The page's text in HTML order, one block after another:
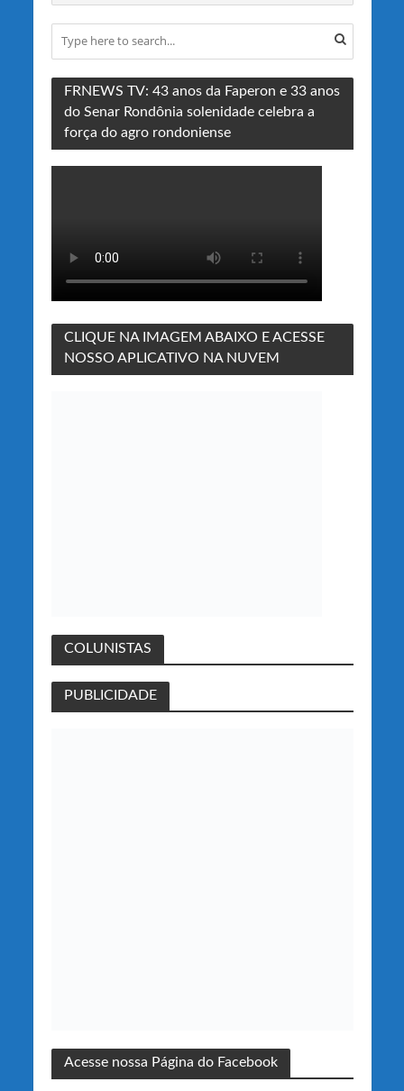
FRNEWS TV: 43 anos da Faperon e 33 anos
do Senar Rondônia solenidade celebra a
força do agro rondoniense
CLIQUE NA IMAGEM ABAIXO E ACESSE
NOSSO APLICATIVO NA NUVEM
COLUNISTAS
PUBLICIDADE
Acesse nossa Página do Facebook